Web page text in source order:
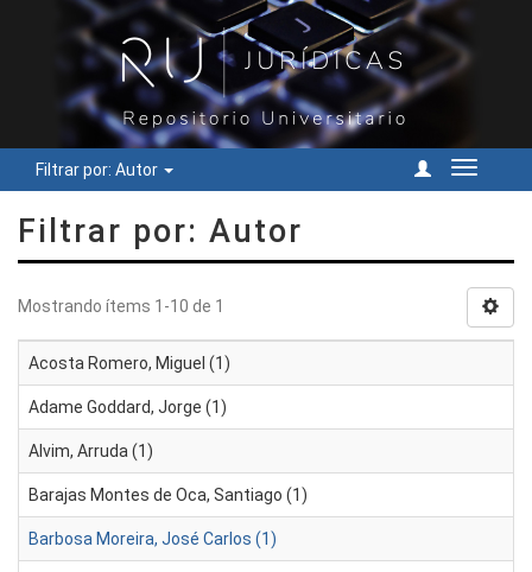
Filtrar por: Autor
Cambiar
Filtrar por: Autor
Mostrando ítems 1-10 de 1
Acosta Romero, Miguel (1)
Adame Goddard, Jorge (1)
Alvim, Arruda (1)
Barajas Montes de Oca, Santiago (1)
Barbosa Moreira, José Carlos (1)